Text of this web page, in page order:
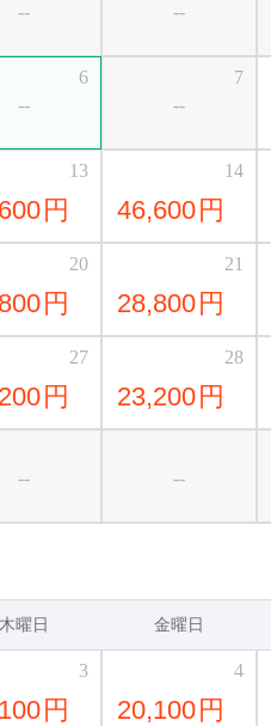
-- --
--
6
--
7
円
13
46,600 円
14
円
20
28,800 円
21
円
27
23,200 円
28
-- --
木曜日 金曜日
円
3
20,100 円
4